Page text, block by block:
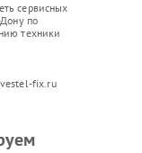
сервисных
по
техники
fix.ru